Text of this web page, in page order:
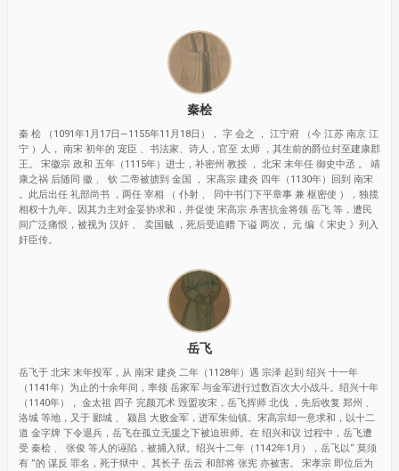
秦桧
秦 桧 （1091年1月17日—1155年11月18日）， 字 会之 ， 江宁府 （今 江苏 南京 江
宁 ）人， 南宋 初年的 宠臣 、书法家、诗人，官至 太师 ，其生前的爵位封至建康郡
王。 宋徽宗 政和 五年（1115年）进士，补密州 教授 ， 北宋 末年任 御史中丞 。 靖
康之祸 后随同 徽 、 钦 二帝被掳到 金国 ， 宋高宗 建炎 四年（1130年）回到 南宋
。此后出任 礼部尚书 ，两任 宰相 （ 仆射 、 同中书门下平章事 兼 枢密使 ），独揽
相权十九年。因其力主对金妥协求和，并促使 宋高宗 杀害抗金将领 岳飞 等，遭民
间广泛痛恨，被视为 汉奸 、 卖国贼 ，死后受追赠 下谥 两次， 元 编《 宋史 》列入
奸臣传。
岳飞
岳飞于 北宋 末年投军，从 南宋 建炎 二年（1128年）遇 宗泽 起到 绍兴 十一年
（1141年）为止的十余年间，率领 岳家军 与金军进行过数百次大小战斗。绍兴十年
（1140年）， 金太祖 四子 完颜兀术 毁盟攻宋，岳飞挥师 北伐 ，先后收复 郑州 、
洛城 等地，又于 郾城 、 颍昌 大败金军，进军朱仙镇。宋高宗却一意求和，以十二
道 金字牌 下令退兵，岳飞在孤立无援之下被迫班师。在 绍兴和议 过程中，岳飞遭
受 秦桧 、 张俊 等人的诬陷，被捕入狱。绍兴十二年（1142年1月），岳飞以“ 莫须
有 ”的 谋反 罪名，死于狱中 。其长子 岳云 和部将 张宪 亦被害。 宋孝宗 即位后为